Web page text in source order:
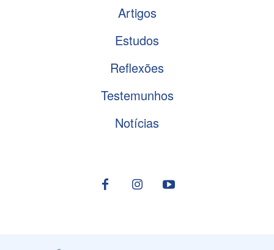
Artigos
Estudos
Reflexões
Testemunhos
Notícias